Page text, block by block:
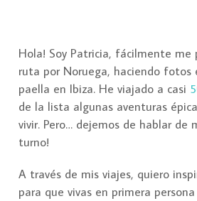
Hola! Soy Patricia, fácilmente me
ruta por Noruega, haciendo fotos
paella en Ibiza. He viajado a casi
de la lista algunas aventuras
vivir. Pero… dejemos de hablar de
turno!
A través de mis viajes, quiero
para que vivas en primera